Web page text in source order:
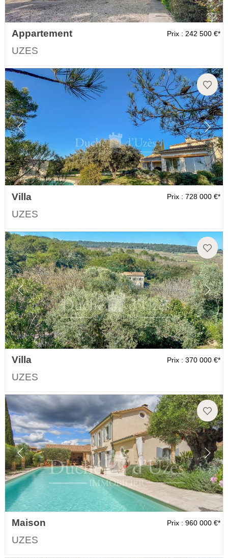
Appartement
UZES
Prix : 242 500 €*
Villa
UZES
Prix : 728 000 €*
Villa
UZES
Prix : 370 000 €*
Maison
UZES
Prix : 960 000 €*